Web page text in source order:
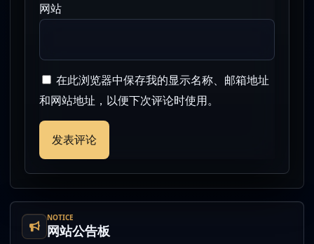
NOTICE
网站公告板
网站
在此浏览器中保存我的显示名称、邮箱地址
和网站地址，以便下次评论时使用。